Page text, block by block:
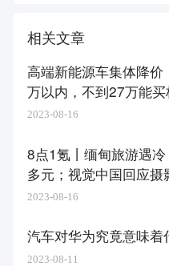
相关文章
高端新能源车集体降
万以内，不到27万能买
2023-08-16
8点1氪丨​缅甸旅游遇
多元；视觉中国回应
腾讯表示微信视频美颜
2023-08-16
汽车对华为究竟意味着
2023-08-11